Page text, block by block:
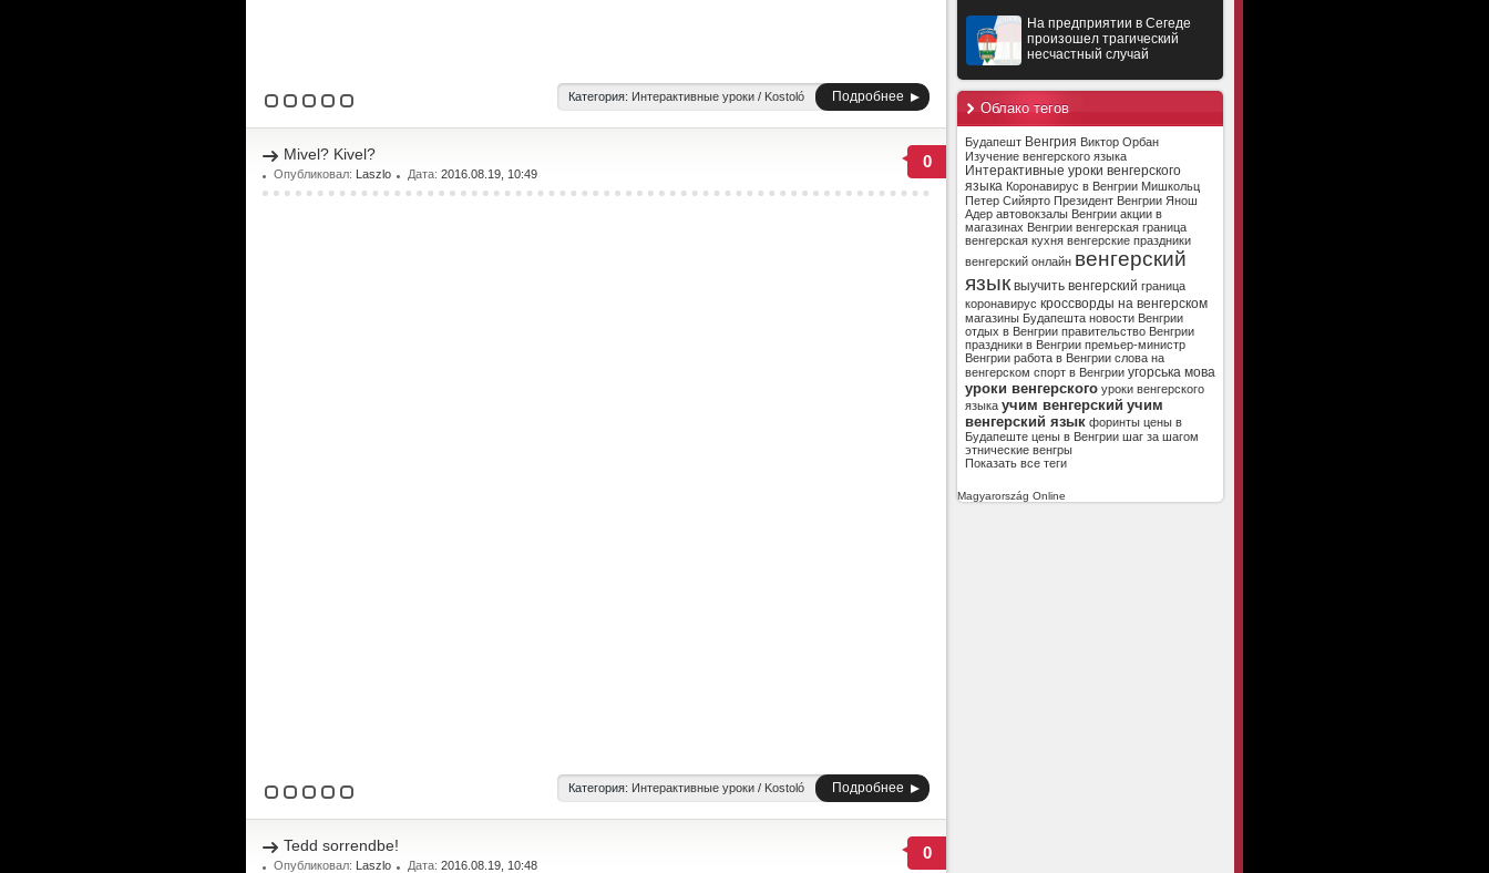
На предприятии в Сегеде
произошел трагический
несчастный случай
Облако тегов
Будапешт Венгрия Виктор Орбан
Изучение венгерского языка
Интерактивные уроки венгерского
языка Коронавирус в Венгрии Мишкольц
Петер Сийярто Президент Венгрии Янош
Адер автовокзалы Венгрии акции в
магазинах Венгрии венгерская граница
венгерская кухня венгерские праздники
венгерский онлайн венгерский
язык выучить венгерский граница
коронавирус кроссворды на венгерском
магазины Будапешта новости Венгрии
отдых в Венгрии правительство Венгрии
праздники в Венгрии премьер-министр
Венгрии работа в Венгрии слова на
венгерском спорт в Венгрии угорська мова
уроки венгерского уроки венгерского
языка учим венгерский учим
венгерский язык форинты цены в
Будапеште цены в Венгрии шаг за шагом
этнические венгры
Показать все теги
Magyarország Online
Категория: Интерактивные уроки / Kostoló Подробнее
0
Mivel? Kivel?
Опубликовал: Laszlo Дата: 2016.08.19, 10:49
Категория: Интерактивные уроки / Kostoló Подробнее
0
Tedd sorrendbe!
Опубликовал: Laszlo Дата: 2016.08.19, 10:48